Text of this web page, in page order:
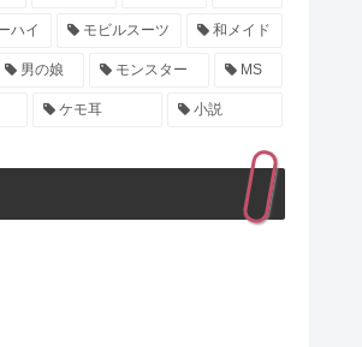
ハイ モビルスーツ 和メイド
男の娘 モンスター MS
ケモ耳 小説